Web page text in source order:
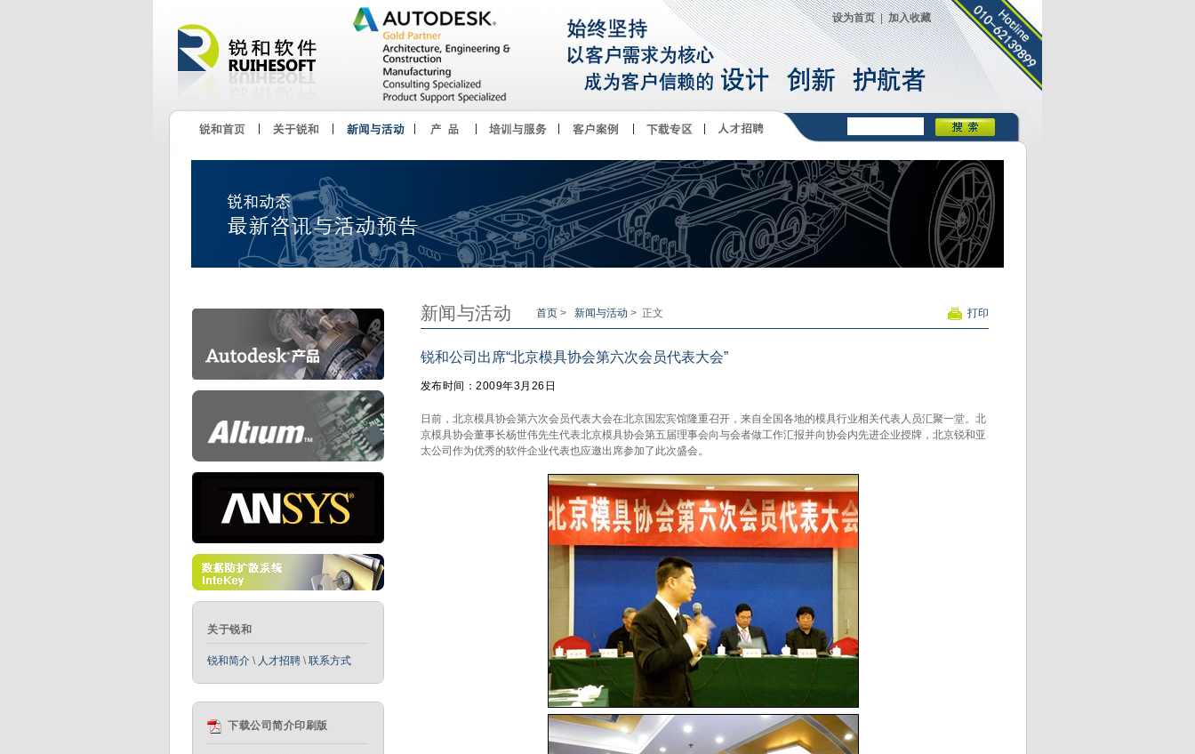
设为首页|加入收藏
关于锐和
锐和简介 \ 人才招聘 \联系方式
下载公司简介印刷版
新闻与活动 首页> 新闻与活动 > 正文 打印
锐和公司出席“北京模具协会第六次会员代表大会”
发布时间：2009年3月26日
日前，北京模具协会第六次会员代表大会在北京国宏宾馆隆重召开，来自全国各地的模具行业相关代表人员汇聚一堂。北
京模具协会董事长杨世伟先生代表北京模具协会第五届理事会向与会者做工作汇报并向协会内先进企业授牌，北京锐和亚
太公司作为优秀的软件企业代表也应邀出席参加了此次盛会。